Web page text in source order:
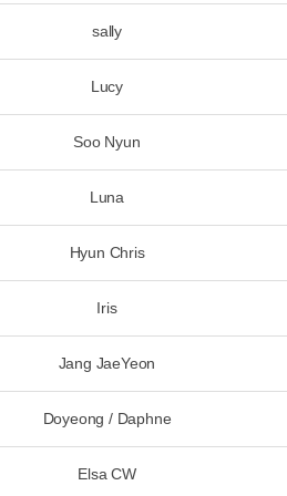
sally
Lucy
Soo Nyun
Luna
Hyun Chris
Iris
Jang JaeYeon
Doyeong / Daphne
Elsa CW